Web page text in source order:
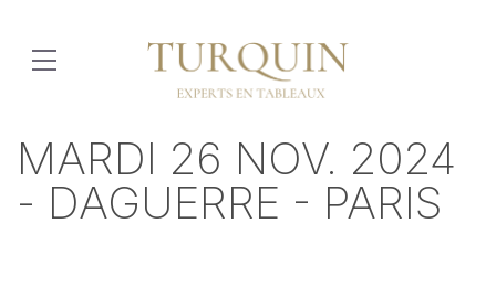
MARDI 26 NOV. 2024
- DAGUERRE - PARIS